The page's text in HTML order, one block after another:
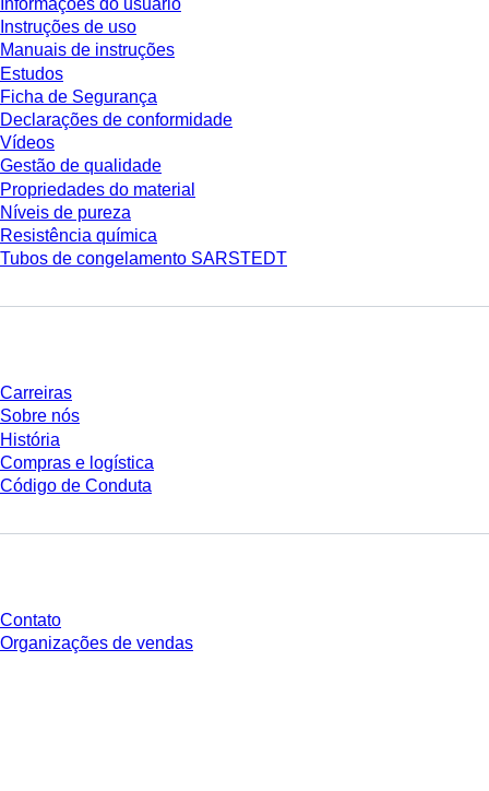
Informações do usuário
Instruções de uso
Manuais de instruções
Estudos
Ficha de Segurança
Declarações de conformidade
Vídeos
Gestão de qualidade
Propriedades do material
Níveis de pureza
Resistência química
Tubos de congelamento SARSTEDT
Carreiras
Sobre nós
História
Compras e logística
Código de Conduta
Contato
Organizações de vendas